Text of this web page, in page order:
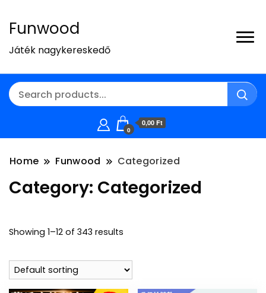
Funwood
Játék nagykereskedő
0
0,00 Ft
Home Funwood Categorized
Category: Categorized
Showing 1–12 of 343 results